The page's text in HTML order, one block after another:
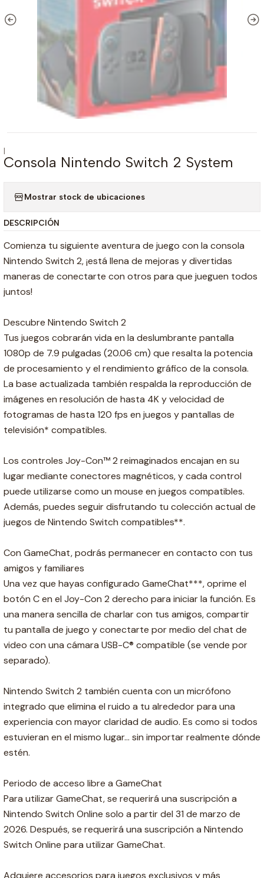
|
Consola Nintendo Switch 2 System
Mostrar stock de ubicaciones
DESCRIPCIÓN
Comienza tu siguiente aventura de juego con la consola
Nintendo Switch 2, ¡está llena de mejoras y divertidas
maneras de conectarte con otros para que jueguen todos
juntos!
Descubre Nintendo Switch 2
Tus juegos cobrarán vida en la deslumbrante pantalla
1080p de 7.9 pulgadas (20.06 cm) que resalta la potencia
de procesamiento y el rendimiento gráfico de la consola.
La base actualizada también respalda la reproducción de
imágenes en resolución de hasta 4K y velocidad de
fotogramas de hasta 120 fps en juegos y pantallas de
televisión* compatibles.
Los controles Joy-Con™ 2 reimaginados encajan en su
lugar mediante conectores magnéticos, y cada control
puede utilizarse como un mouse en juegos compatibles.
Además, puedes seguir disfrutando tu colección actual de
juegos de Nintendo Switch compatibles**.
Con GameChat, podrás permanecer en contacto con tus
amigos y familiares
Una vez que hayas configurado GameChat***, oprime el
botón C en el Joy-Con 2 derecho para iniciar la función. Es
una manera sencilla de charlar con tus amigos, compartir
tu pantalla de juego y conectarte por medio del chat de
video con una cámara USB-C® compatible (se vende por
separado).
Nintendo Switch 2 también cuenta con un micrófono
integrado que elimina el ruido a tu alrededor para una
experiencia con mayor claridad de audio. Es como si todos
estuvieran en el mismo lugar... sin importar realmente dónde
estén.
Periodo de acceso libre a GameChat
Para utilizar GameChat, se requerirá una suscripción a
Nintendo Switch Online solo a partir del 31 de marzo de
2026. Después, se requerirá una suscripción a Nintendo
Switch Online para utilizar GameChat.
Adquiere accesorios para juegos exclusivos y más